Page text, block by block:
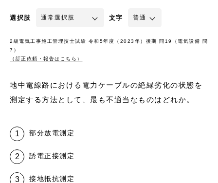
選択肢 文字
2級電気工事施工管理技士試験 令和5年度（2023年）後期 問19（電気設備 問
7）
（訂正依頼・報告はこちら）
地中電線路における電力ケーブルの絶縁劣化の状態を
測定する方法として、最も不適当なものはどれか。
部分放電測定
誘電正接測定
接地抵抗測定